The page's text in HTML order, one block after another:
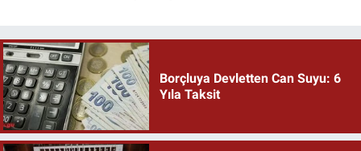
Borçluya Devletten Can Suyu: 6
Yıla Taksit